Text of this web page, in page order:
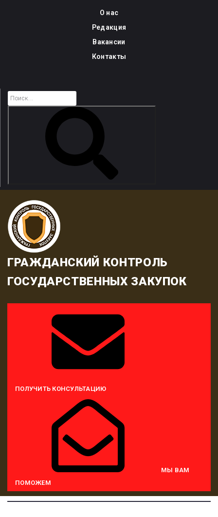
О нас
Редакция
Вакансии
Контакты
ГРАЖДАНСКИЙ КОНТРОЛЬ
ГОСУДАРСТВЕННЫХ ЗАКУПОК
ПОЛУЧИТЬ КОНСУЛЬТАЦИЮ
МЫ ВАМ
ПОМОЖЕМ